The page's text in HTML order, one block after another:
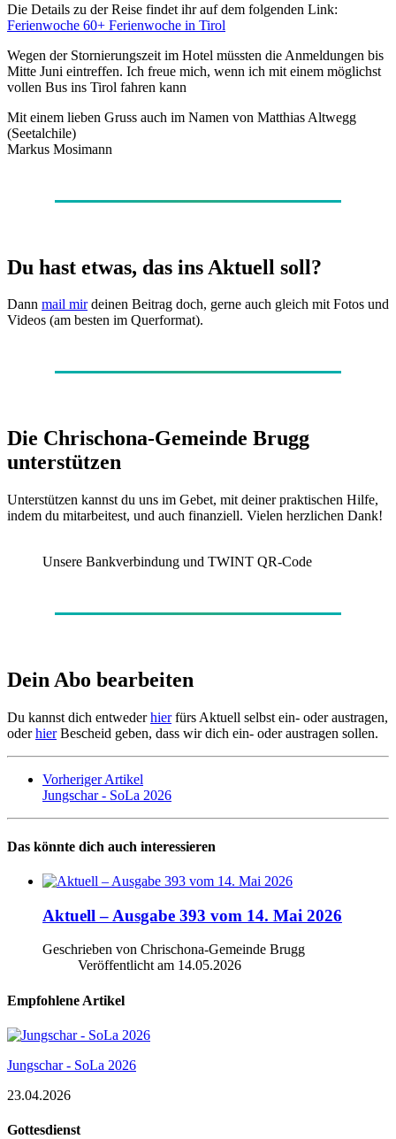
Die Details zu der Reise findet ihr auf dem folgenden Link:
Ferienwoche 60+ Ferienwoche in Tirol
Wegen der Stornierungszeit im Hotel müssten die Anmeldungen bis
Mitte Juni eintreffen. Ich freue mich, wenn ich mit einem möglichst
vollen Bus ins Tirol fahren kann
Mit einem lieben Gruss auch im Namen von Matthias Altwegg
(Seetalchile)
Markus Mosimann
Du hast etwas, das ins Aktuell soll?
Dann mail mirdeinen Beitrag doch, gerne auch gleich mit Fotos und
Videos (am besten im Querformat).
Die Chrischona-Gemeinde Brugg
unterstützen
Unterstützen kannst du uns im Gebet, mit deiner praktischen Hilfe,
indem du mitarbeitest, und auch finanziell. Vielen herzlichen Dank!
Unsere Bankverbindung und TWINT QR-Code
Dein Abo bearbeiten
Du kannst dich entwederhierfürs Aktuell selbst ein- oder austragen,
oderhierBescheid geben, dass wir dich ein- oder austragen sollen.
Vorheriger Artikel
Jungschar - SoLa 2026
Das könnte dich auch interessieren
Aktuell – Ausgabe 393 vom 14. Mai 2026
Geschrieben von Chrischona-Gemeinde Brugg
Veröffentlicht am 14.05.2026
Empfohlene Artikel
Jungschar - SoLa 2026
23.04.2026
Gottesdienst